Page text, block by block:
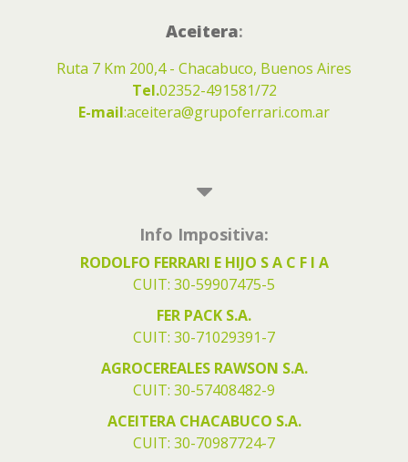
Aceitera:
Ruta 7 Km 200,4 - Chacabuco, Buenos Aires
Tel.02352-491581/72
E-mail:aceitera@grupoferrari.com.ar
Info Impositiva:
RODOLFO FERRARI E HIJO S A C F I A
CUIT: 30-59907475-5
FER PACK S.A.
CUIT: 30-71029391-7
AGROCEREALES RAWSON S.A.
CUIT: 30-57408482-9
ACEITERA CHACABUCO S.A.
CUIT: 30-70987724-7